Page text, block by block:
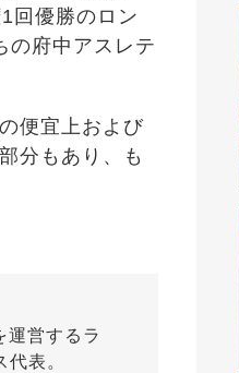
回優勝のロン
の府中アスレテ
便宜上および
分もあり、も
運営するラ
表。